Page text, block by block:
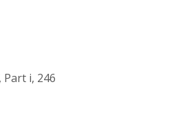
Part i, 246